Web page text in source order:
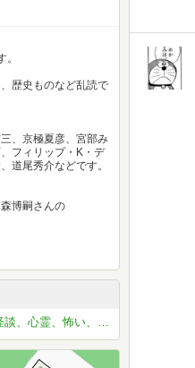
歴史ものなど乱読で
、京極夏彦、宮部み
フィリップ・K・デ
道尾秀介などです。
博嗣さんの
ホラーな小説教えてよ！ 怪談、心霊、怖い、ホラー系